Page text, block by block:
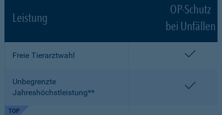
Leistung
OP-Schutz
bei Unfällen
Freie Tierarztwahl
Unbegrenzte
Jahreshöchstleistung**
TOP